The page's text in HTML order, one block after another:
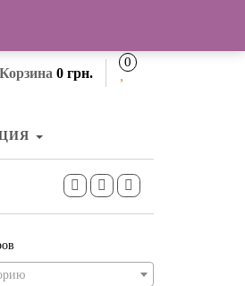
Корзина 0 грн.
0